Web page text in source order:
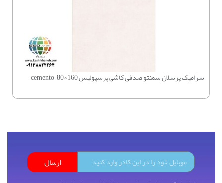
سرامیک پرسلان سمنتو صدفی کاشی پرسپولیس 160×80 – cemento
ارسال